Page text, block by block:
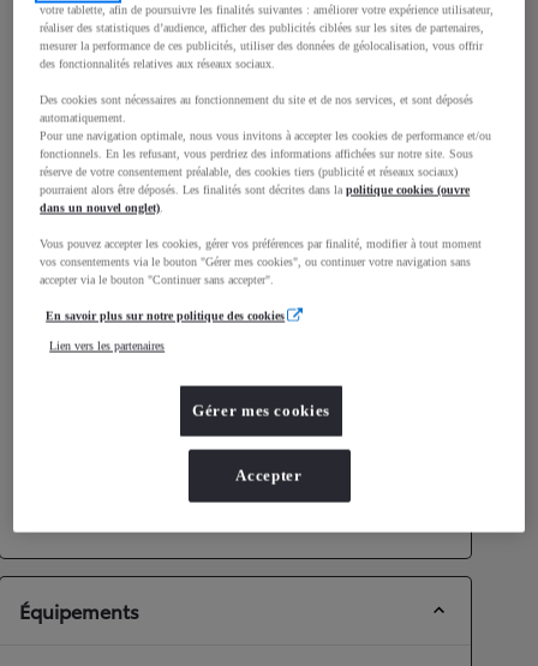
Largeur
1 740mm
Consommation mixte
Consommation mixte
Émissions CO2
87g/km
Performances
Vitesse maximale
Équipements
votre tablette, afin de poursuivre les finalités suivantes : améliorer votre expérience utilisateur,
réaliser des statistiques d’audience, afficher des publicités ciblées sur les sites de partenaires,
mesurer la performance de ces publicités, utiliser des données de géolocalisation, vous offrir
des fonctionnalités relatives aux réseaux sociaux.
Des cookies sont nécessaires au fonctionnement du site et de nos services, et sont déposés
automatiquement.
Pour une navigation optimale, nous vous invitons à accepter les cookies de performance et/ou
fonctionnels. En les refusant, vous perdriez des informations affichées sur notre site. Sous
réserve de votre consentement préalable, des cookies tiers (publicité et réseaux sociaux)
pourraient alors être déposés. Les finalités sont décrites dans lapolitique cookies (ouvre
dans un nouvel onglet)
Vous pouvez accepter les cookies, gérer vos préférences par finalité, modifier à tout moment
vos consentements via le bouton "Gérer mes cookies", ou continuer votre navigation sans
accepter via le bouton "Continuer sans accepter".
En savoir plus sur notre politique des cookies
Lien vers les partenaires
Gérer mes cookies
Accepter